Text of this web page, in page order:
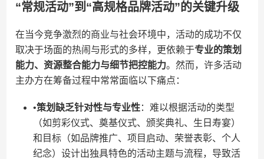
“常规活动”到“高规格品牌活动”的关键升级
在当今竞争激烈的商业与社会环境中，活动的成功不仅
取决于场面的热闹与形式的多样，更依赖于​​专业的策划
能力、资源整合能力与细节把控能力​​。然而，许多活动
主办方在筹备过程中常常面临以下痛点：
•​​策划缺乏针对性与专业性​​：难以根据活动的类型
（如剪彩仪式、奠基仪式、颁奖典礼、生日寿宴）
和目标（如品牌推广、项目启动、荣誉表彰、个人
纪念）设计出独具特色的活动主题与流程，导致活